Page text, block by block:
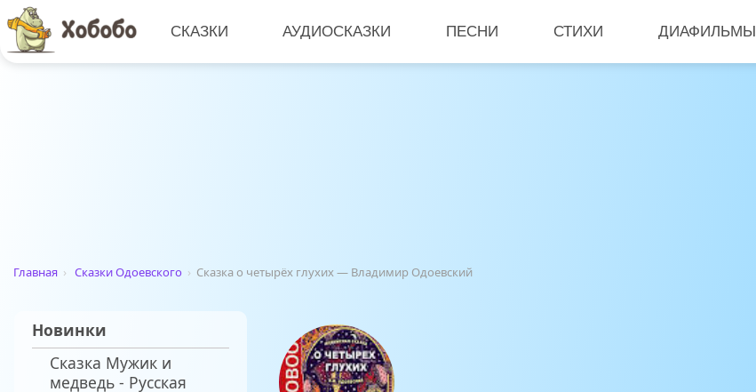
СКАЗКИ АУДИОСКАЗКИ ПЕСНИ СТИХИ ДИАФИЛЬМЫ
Главная › Сказки Одоевского › Сказка о четырёх глухих — Владимир Одоевский
Новинки
Сказка Мужик и
медведь - Русская